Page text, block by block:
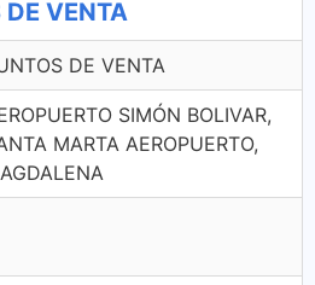
VENTA
DE VENTA
SIMÓN BOLIVAR,
MARTA AEROPUERTO,